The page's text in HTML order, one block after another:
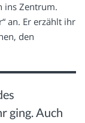
ins Zentrum.
an. Er erzählt ihr
den
ging. Auch